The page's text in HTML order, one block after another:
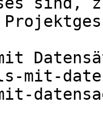
mit-